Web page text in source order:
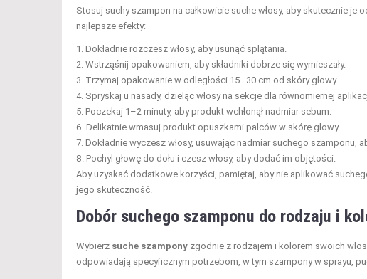
Stosuj suchy szampon na całkowicie suche włosy, aby skutecznie
najlepsze efekty:
Dokładnie rozczesz włosy, aby usunąć splątania.
Wstrząśnij opakowaniem, aby składniki dobrze się wymieszały.
Trzymaj opakowanie w odległości 15–30 cm od skóry głowy.
Spryskaj u nasady, dzieląc włosy na sekcje dla równomiernej
Poczekaj 1–2 minuty, aby produkt wchłonął nadmiar sebum.
Delikatnie wmasuj produkt opuszkami palców w skórę głowy.
Dokładnie wyczesz włosy, usuwając nadmiar suchego szamponu,
Pochyl głowę do dołu i czesz włosy, aby dodać im objętości.
Aby uzyskać dodatkowe korzyści, pamiętaj, aby nie aplikować
jego skuteczność.
Dobór suchego szamponu do rodzaju i
Wybierz suche szampony zgodnie z rodzajem i kolorem swoich
odpowiadają specyficznym potrzebom, w tym szampony w sprayu,